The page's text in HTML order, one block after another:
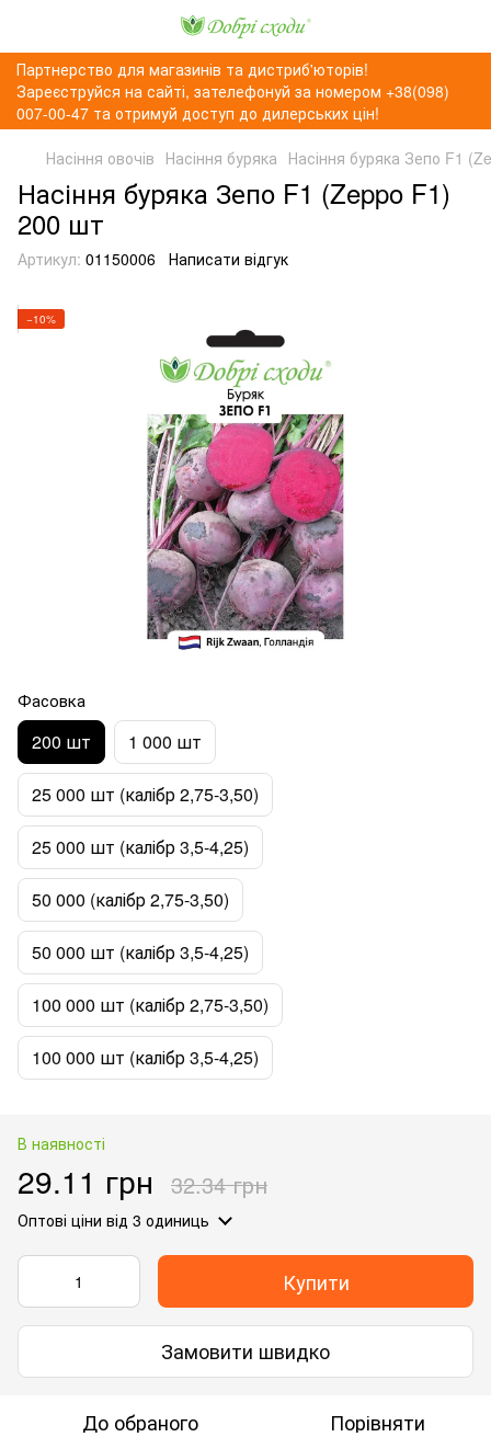
Партнерство для магазинів та дистриб'юторів!
Зареєструйся на сайті, зателефонуй за номером +38(098)
007-00-47 та отримуй доступ до дилерських цін!
Насіння овочів Насіння буряка Насіння буряка Зепо F1
Насіння буряка Зепо F1 (Zeppo F1)
200 шт
Артикул: 01150006 Написати відгук
−10%
Фасовка
200 шт 1 000 шт
25 000 шт (калібр 2,75-3,50)
25 000 шт (калібр 3,5-4,25)
50 000 (калібр 2,75-3,50)
50 000 шт (калібр 3,5-4,25)
100 000 шт (калібр 2,75-3,50)
100 000 шт (калібр 3,5-4,25)
В наявності
29.11 грн 32.34 грн
Оптові ціни від 3 одиниць
Купити
Замовити швидко
До обраного Порівняти